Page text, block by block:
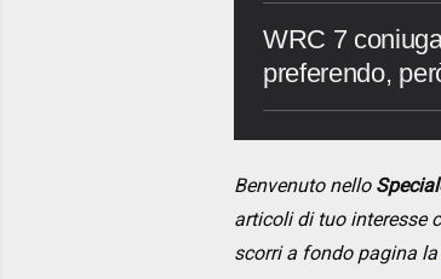
WRC 7
preferendo,
Benvenuto nello
articoli di tuo interesse
scorri a fondo pagina la